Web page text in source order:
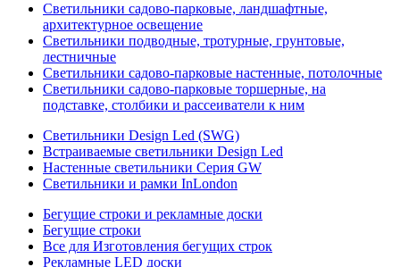
Светильники садово-парковые, ландшафтные,
архитектурное освещение
Светильники подводные, тротурные, грунтовые,
лестничные
Светильники садово-парковые настенные, потолочные
Светильники садово-парковые торшерные, на
подставке, столбики и рассеиватели к ним
Светильники Design Led (SWG)
Встраиваемые светильники Design Led
Настенные светильники Серия GW
Светильники и рамки InLondon
Бегущие строки и рекламные доски
Бегущие строки
Все для Изготовления бегущих строк
Рекламные LED доски